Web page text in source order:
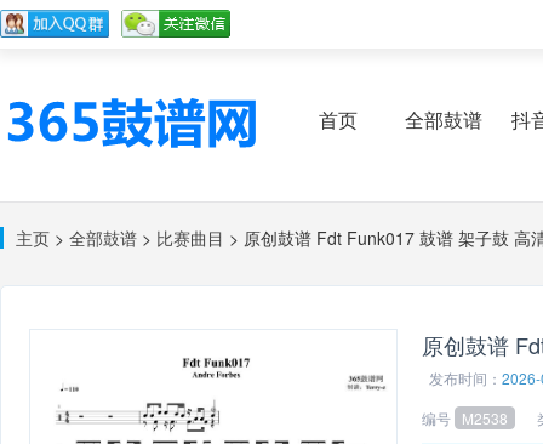
首页 全部鼓谱 抖
主页 > 全部鼓谱 > 比赛曲目 > 原创鼓谱 Fdt Funk017 鼓谱 架子鼓 高
原创鼓谱
发布时间：
编号 M2538